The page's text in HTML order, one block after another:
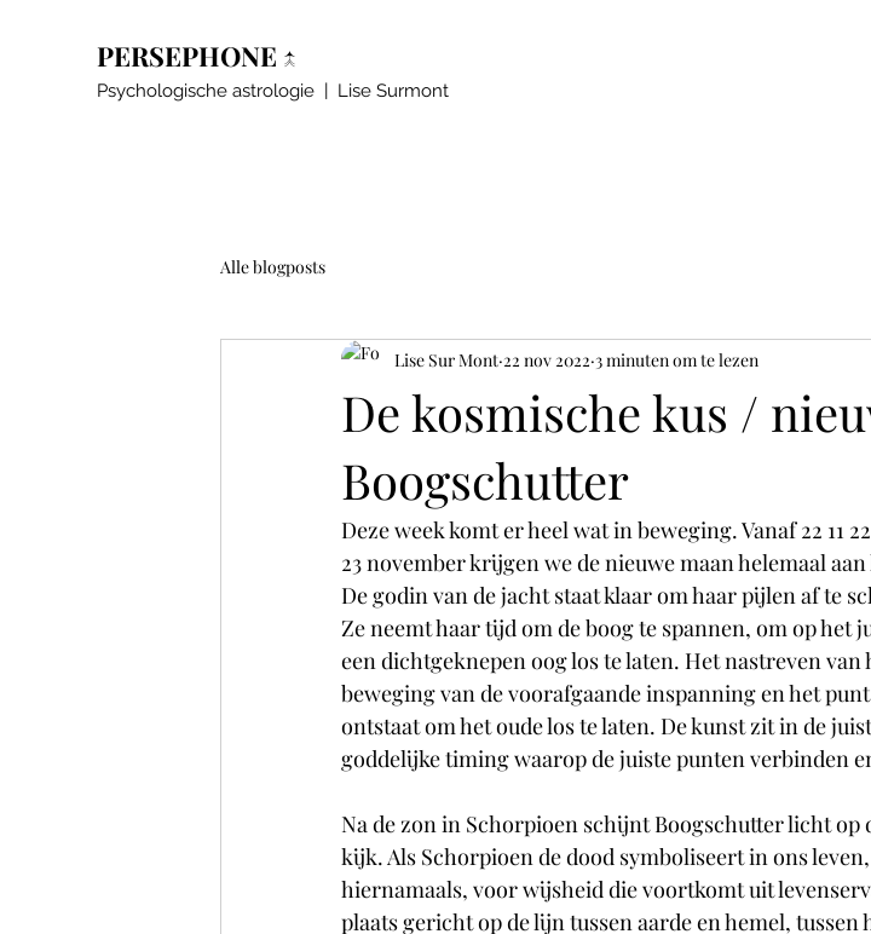
PERSEPHONE ↑
Psychologische astrologie | Lise Surmont
Alle blogposts
De kosmische kus /
Boogschutter
Lise Sur Mont 22 nov 2022 3 minuten om te lezen
Deze week komt er heel wat in beweging. Vanaf 22 11
23 november krijgen we de nieuwe maan helemaal
De godin van de jacht staat klaar om haar pijlen af te
Ze neemt haar tijd om de boog te spannen, om op het
een dichtgeknepen oog los te laten. Het nastreven
beweging van de voorafgaande inspanning en het
ontstaat om het oude los te laten. De kunst zit in de
goddelijke timing waarop de juiste punten verbinden
Na de zon in Schorpioen schijnt Boogschutter licht op
kijk. Als Schorpioen de dood symboliseert in ons
hiernamaals, voor wijsheid die voortkomt uit
plaats gericht op de lijn tussen aarde en hemel,